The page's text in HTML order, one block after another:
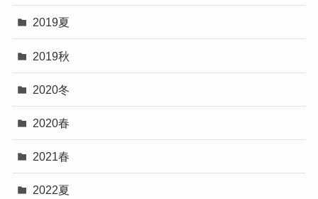
2019夏
2019秋
2020冬
2020春
2021春
2022夏